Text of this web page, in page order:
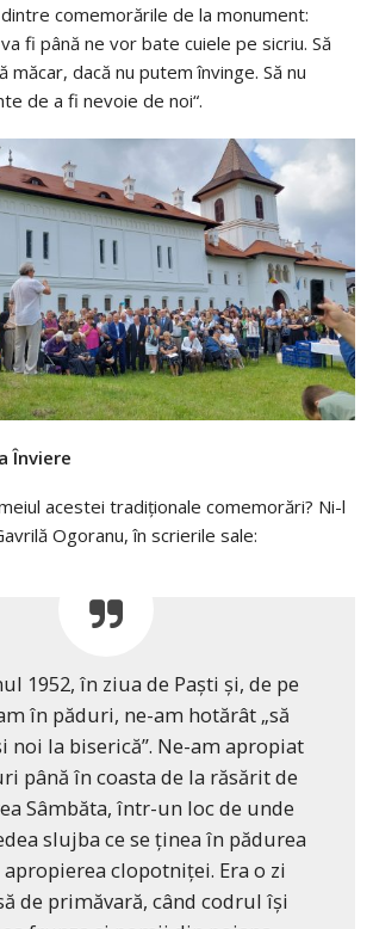
comemorările de la monument:
fi până ne vor bate cuiele pe sicriu. Să
măcar, dacă nu putem învinge. Să nu
de a fi nevoie de noi“.
Înviere
acestei tradiționale comemorări? Ni-l
Ogoranu, în scrierile sale:
1952, în ziua de Paşti şi, de pe
în păduri, ne-am hotărât „să
noi la biserică”. Ne-am apropiat
până în coasta de la răsărit de
Sâmbăta, într-un loc de unde
slujba ce se ţinea în pădurea
clopotniţei. Era o zi
de primăvară, când codrul îşi